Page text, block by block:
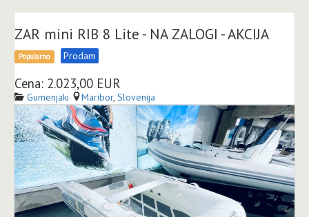
ZAR mini RIB 8 Lite - NA ZALOGI - AKCIJA
Popularno Prodam
Cena: 2.023,00 EUR
Gumenjaki Maribor, Slovenija